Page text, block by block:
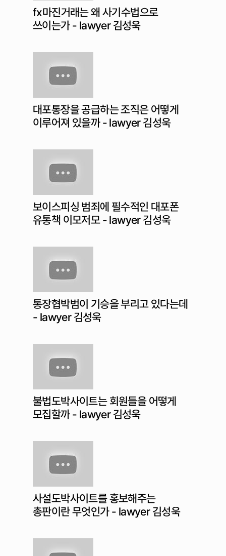
fx마진거래는 왜 사기수법으로
쓰이는가 - lawyer 김성욱
대포통장을 공급하는 조직은 어떻게
이루어져 있을까 - lawyer 김성욱
보이스피싱 범죄에 필수적인 대포폰
유통책 이모저모 - lawyer 김성욱
통장협박범이 기승을 부리고 있다는데
- lawyer 김성욱
불법도박사이트는 회원들을 어떻게
모집할까 - lawyer 김성욱
사설도박사이트를 홍보해주는
총판이란 무엇인가 - lawyer 김성욱